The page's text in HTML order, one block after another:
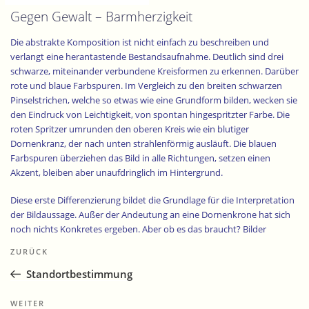
Gegen Gewalt – Barmherzigkeit
Die abstrakte Komposition ist nicht einfach zu beschreiben und
verlangt eine herantastende Bestandsaufnahme. Deutlich sind drei
schwarze, miteinander verbundene Kreisformen zu erkennen. Darüber
rote und blaue Farbspuren. Im Vergleich zu den breiten schwarzen
Pinselstrichen, welche so etwas wie eine Grundform bilden, wecken sie
den Eindruck von Leichtigkeit, von spontan hingespritzter Farbe. Die
roten Spritzer umrunden den oberen Kreis wie ein blutiger
Dornenkranz, der nach unten strahlenförmig ausläuft. Die blauen
Farbspuren überziehen das Bild in alle Richtungen, setzen einen
Akzent, bleiben aber unaufdringlich im Hintergrund.
Diese erste Differenzierung bildet die Grundlage für die Interpretation
der Bildaussage. Außer der Andeutung an eine Dornenkrone hat sich
noch nichts Konkretes ergeben. Aber ob es das braucht? Bilder
oder Freude machen. Doch diese Gefühle sind in der vorliegenden
Arbeit nicht wirklich anzutreffen. Hier müssten wir vielmehr von
die vom oberen Kreis ausgeht. Dieses Bild hat nichts Statisches an sich.
Beitragsnavigation
Vorheriger
Beitrag
ZURÜCK
Standortbestimmung
Nächster
WEITER